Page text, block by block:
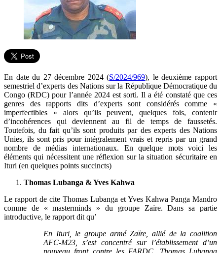
En date du 27 décembre 2024 (S/2024/969), le deuxième rapport
semestriel d’experts des Nations sur la République Démocratique du
Congo (RDC) pour l’année 2024 est sorti. Il a été constaté que ces
genres des rapports dits d’experts sont considérés comme «
imperfectibles » alors qu’ils peuvent, quelques fois, contenir
d’incohérences qui deviennent au fil de temps de faussetés.
Toutefois, du fait qu’ils sont produits par des experts des Nations
Unies, ils sont pris pour intégralement vrais et repris par un grand
nombre de médias internationaux. En quelque mots voici les
éléments qui nécessitent une réflexion sur la situation sécuritaire en
Ituri (en quelques points succincts)
Thomas Lubanga & Yves Kahwa
Le rapport de cite Thomas Lubanga et Yves Kahwa Panga Mandro
comme de « masterminds » du groupe Zaïre. Dans sa partie
introductive, le rapport dit qu’
En Ituri, le groupe armé Zaïre, allié de la coalition
AFC-M23, s’est concentré sur l’établissement d’un
nouveau front contre les FARDC. Thomas Lubanga